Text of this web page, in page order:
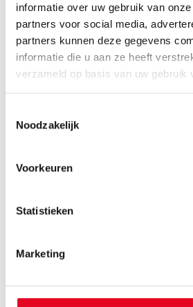
informatie over uw gebruik van
partners voor social media,
partners kunnen deze gegevens
informatie die u aan ze heeft
verzameld op basis van uw gebruik
Noodzakelijk
Voorkeuren
Statistieken
Marketing
Best
Ravenna EVO 8F